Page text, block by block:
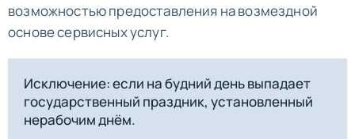
возможностью предоставления на возмездной
основе сервисных услуг.
Исключение: если на будний день выпадает
государственный праздник, установленный
нерабочим днём.